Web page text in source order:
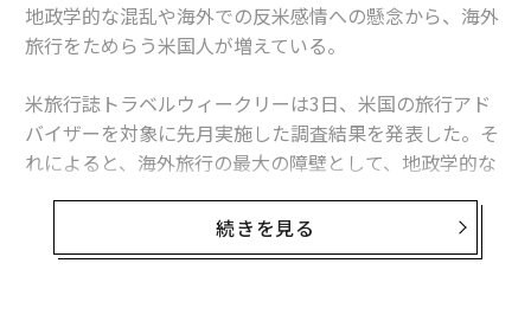
地政学的な混乱や海外での反米感情への懸念から、海外
旅行をためらう米国人が増えている。
米旅行誌トラベルウィークリーは3日、米国の旅行アド
バイザーを対象に先月実施した調査結果を発表した。そ
れによると、海外旅行の最大の障壁として、地政学的な
調査では、旅行アドバイザーの10人中7人以上に当たる7
続きを見る